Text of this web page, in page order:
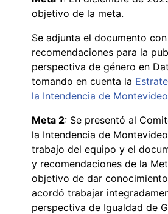
objetivo de la meta.
Se adjunta el documento
recomendaciones para la
perspectiva de género en
tomando en cuenta la
la Intendencia de Montevideo
Meta 2: Se presentó al
la Intendencia de
trabajo del equipo y el
y recomendaciones de la
objetivo de dar
acordó trabajar
perspectiva de Igualdad de